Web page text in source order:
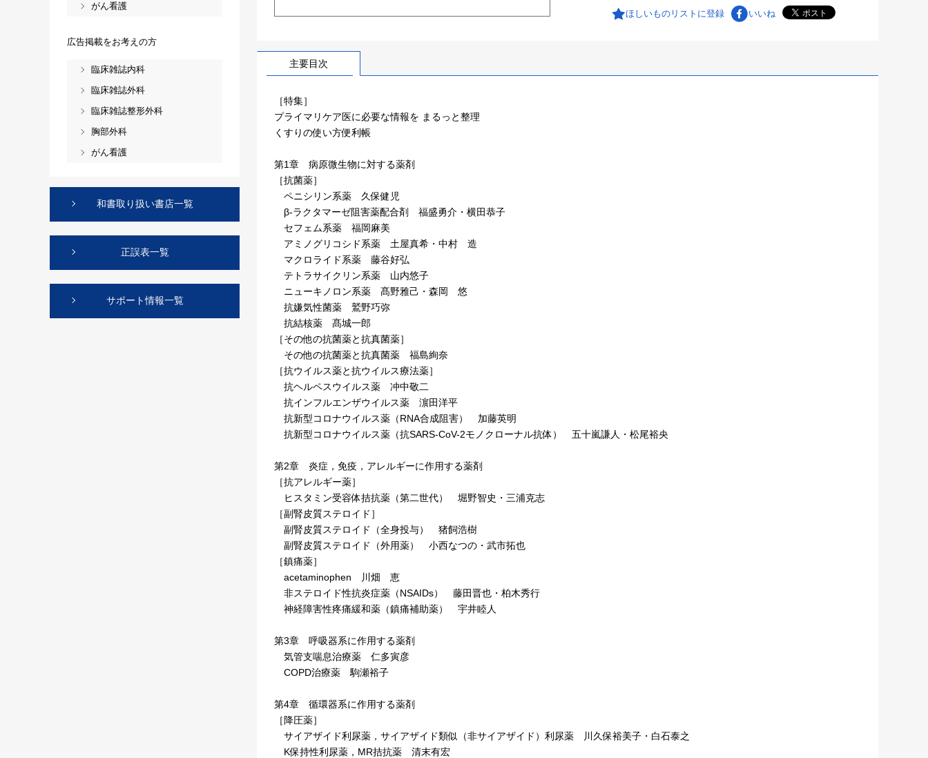
ほしいものリストに登録 いいね
主要目次
［特集］
プライマリケア医に必要な情報を まるっと整理
くすりの使い方便利帳
第1章 病原微生物に対する薬剤
［抗菌薬］
ペニシリン系薬 久保健児
β-ラクタマーゼ阻害薬配合剤 福盛勇介・横田恭子
セフェム系薬 福岡麻美
アミノグリコシド系薬 土屋真希・中村 造
マクロライド系薬 藤谷好弘
テトラサイクリン系薬 山内悠子
ニューキノロン系薬 髙野雅己・森岡 悠
抗嫌気性菌薬 鷲野巧弥
抗結核薬 髙城一郎
［その他の抗菌薬と抗真菌薬］
その他の抗菌薬と抗真菌薬 福島絢奈
［抗ウイルス薬と抗ウイルス療法薬］
抗ヘルペスウイルス薬 冲中敬二
抗インフルエンザウイルス薬 濵田洋平
抗新型コロナウイルス薬（RNA合成阻害） 加藤英明
抗新型コロナウイルス薬（抗SARS-CoV-2モノクローナル抗体） 五十嵐謙人・松尾裕央
第2章 炎症，免疫，アレルギーに作用する薬剤
［抗アレルギー薬］
ヒスタミン受容体拮抗薬（第二世代） 堀野智史・三浦克志
［副腎皮質ステロイド］
副腎皮質ステロイド（全身投与） 猪飼浩樹
副腎皮質ステロイド（外用薬） 小西なつの・武市拓也
［鎮痛薬］
acetaminophen 川畑 恵
非ステロイド性抗炎症薬（NSAIDs） 藤田晋也・柏木秀行
神経障害性疼痛緩和薬（鎮痛補助薬） 宇井睦人
第3章 呼吸器系に作用する薬剤
気管支喘息治療薬 仁多寅彦
COPD治療薬 駒瀬裕子
第4章 循環器系に作用する薬剤
［降圧薬］
サイアザイド利尿薬，サイアザイド類似（非サイアザイド）利尿薬 川久保裕美子・白石泰之
K保持性利尿薬，MR拮抗薬 清末有宏
がん看護
広告掲載をお考えの方
臨床雑誌内科
臨床雑誌外科
臨床雑誌整形外科
胸部外科
がん看護
和書取り扱い書店一覧
正誤表一覧
サポート情報一覧